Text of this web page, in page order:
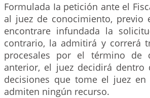
Formulada Ia petición ante el
al juez de conocimiento, previo
encontrare infundada la
contrario, la admitirá y correrá
procesales por el término de
anterior, el juez decidirá dentro
decisiones que tome el juez
admiten ningún recurso.